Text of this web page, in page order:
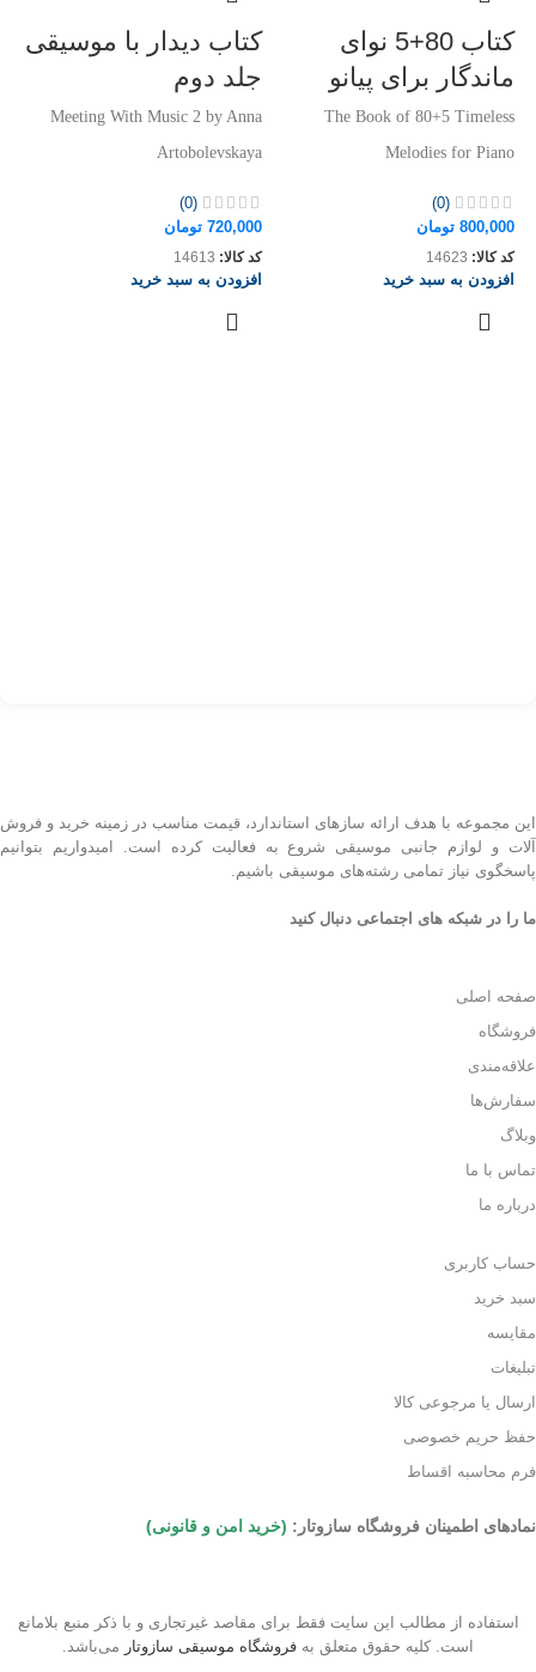
کتاب 80+5 نوای
ماندگار برای پیانو
The Book of 80+5 Timeless
Melodies for Piano
(0)
800,000 تومان
کد کالا: 14623
افزودن به سبد خرید
کتاب دیدار با موسیقی
جلد دوم
Meeting With Music 2 by Anna
Artobolevskaya
(0)
720,000 تومان
کد کالا: 14613
افزودن به سبد خرید
این مجموعه با هدف ارائه سازهای استاندارد، قیمت مناسب در زمینه خرید و فروش
آلات و لوازم جانبی موسیقی شروع به فعالیت کرده است. امیدواریم بتوانیم
پاسخگوی نیاز تمامی رشته‌های موسیقی باشیم.
ما را در شبکه های اجتماعی دنبال کنید
صفحه اصلی
فروشگاه
علاقه‌مندی
سفارش‌ها
وبلاگ
تماس با ما
درباره ما
حساب کاربری
سبد خرید
مقایسه
تبلیغات
ارسال یا مرجوعی کالا
حفظ حریم خصوصی
فرم محاسبه اقساط
نمادهای اطمینان فروشگاه سازوتار: (خرید امن و قانونی)
استفاده از مطالب این سایت فقط برای مقاصد غیرتجاری و با ذکر منبع بلامانع
است. کلیه حقوق متعلق به فروشگاه موسیقی سازوتار می‌باشد.